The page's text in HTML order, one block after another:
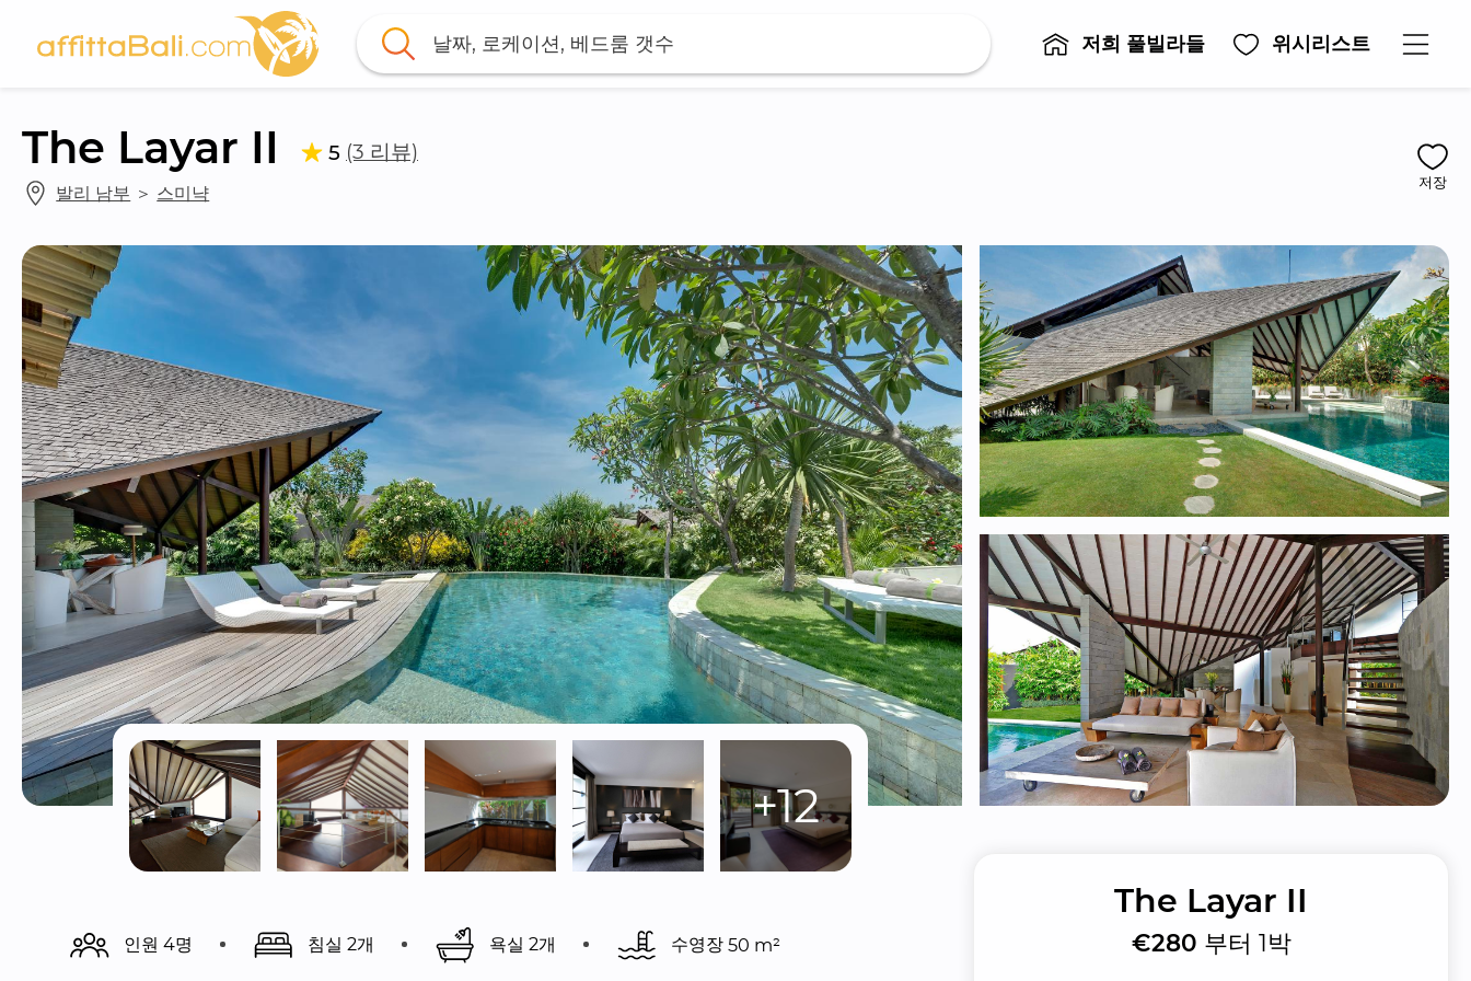
날짜, 로케이션, 베드룸 갯수 저희 풀빌라들 위시리스트
The Layar II 5 (3 리뷰)
발리 남부 ＞ 스미냑 저장
+12
인원 4명 침실 2개 욕실 2개 수영장 50 m²
The Layar II
€280 부터 1박